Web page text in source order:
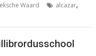
Waard alcazar,